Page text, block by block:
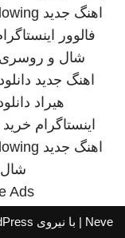
اهنگ جدید
فالوور
شال و روسری
اهنگ جدید
هیراد
اینستاگرام خرید
اهنگ جدید
Ads
Neve | با نیروی